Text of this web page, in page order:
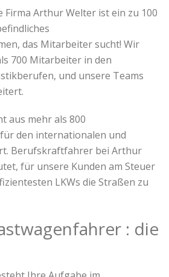
Firma Arthur Welter ist ein zu 100
das Mitarbeiter sucht! Wir
700 Mitarbeiter in den
und unsere Teams
aus mehr als 800
den internationalen und
Berufskraftfahrer bei Arthur
für unsere Kunden am Steuer
LKWs die Straßen zu
: die